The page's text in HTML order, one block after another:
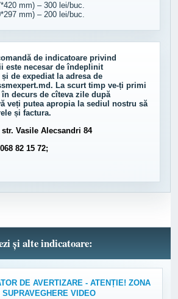
mm) – 300 lei/buc.
mm) – 200 lei/buc.
de indicatoare privind
este necesar de îndeplinit
și de expediat la adresa de
. La scurt timp ve-ți primi
decurs de cîteva zile după
veți putea apropia la sediul nostru să
și factura.
Vasile Alecsandri 84
82 15 72;
și alte indicatoare:
DE AVERTIZARE - ATENȚIE! ZONA
SUPRAVEGHERE VIDEO